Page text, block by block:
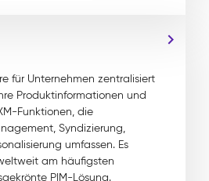
für Unternehmen zentralisiert
Produktinformationen und
Funktionen, die
Syndizierung,
umfassen. Es
am häufigsten
PIM-Lösung.